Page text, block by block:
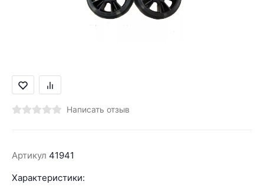
Написать отзыв
Артикул 41941
Характеристики: